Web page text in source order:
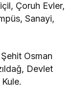
Çoruh Evler,
Sanayi,
Osman
Devlet